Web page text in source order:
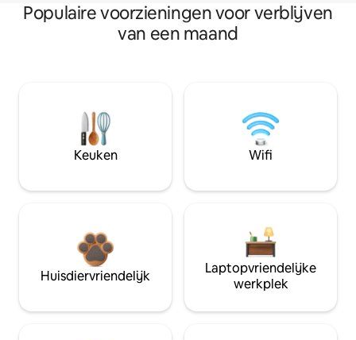
Populaire voorzieningen voor verblijven
van een maand
Keuken Wifi
Huisdiervriendelijk
Laptopvriendelijke
werkplek